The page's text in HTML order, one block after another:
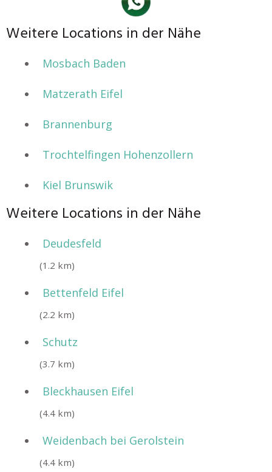
Weitere Locations in der Nähe
Mosbach Baden
Matzerath Eifel
Brannenburg
Trochtelfingen Hohenzollern
Kiel Brunswik
Weitere Locations in der Nähe
Deudesfeld
(1.2 km)
Bettenfeld Eifel
(2.2 km)
Schutz
(3.7 km)
Bleckhausen Eifel
(4.4 km)
Weidenbach bei Gerolstein
(4.4 km)